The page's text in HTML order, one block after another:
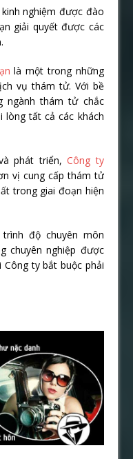
nghiệm được đào
giải quyết được các
là một trong những
vụ thám tử. Với bề
ngành thám tử chắc
lòng tất cả các khách
phát triển,Công ty
vị cung cấp thám tử
trong giai đoạn hiện
độ chuyên môn
chuyên nghiệp được
ty bắt buộc phải